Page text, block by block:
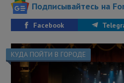
Подписывайтесь на
Facebook
КУДА ПОЙТИ В ГОРОДЕ